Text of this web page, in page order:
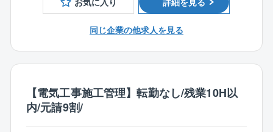
■通信教育補助制度（講座終了証を得れば60%〜100％
■資格取得奨励金制度（最高10万円／件）
【現場研修】
現場への配属後はまず顧客の事業内容や主力製品など
の基礎知識を学ぶところからスタート。
その後は実際の業務を通して必要な知識やスキルを教
同社は、大分杵築エリアにて設備・配管工事事業の多
くを担当しており、地域の生活インフラを支えていま
スキルの高い技術者が数多く在籍していることより電
気工事・配管・空調・消防設備・建築・土木をワンス
■入社後の流れ：
■歓迎条件：
・電気工事士1種
・土木工事施工管理士1級
・建築工事施工管理士1級
・1級建築士
同じ企業の他求人を見る
【電気工事施工管理】転勤なし/残業10H以
内/元請9割/